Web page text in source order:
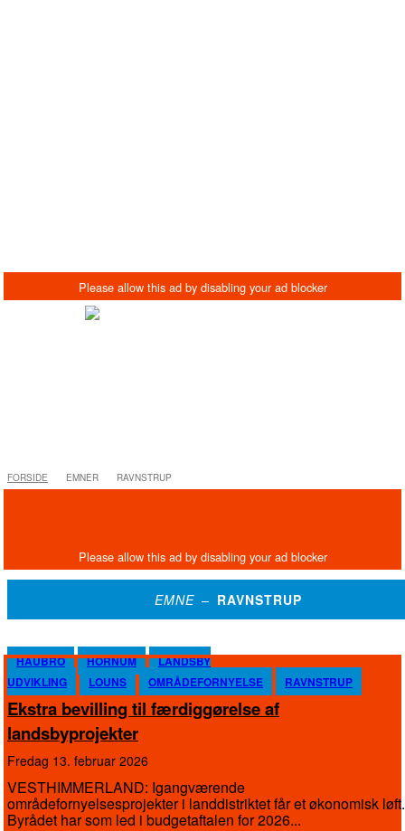
FORSIDE EMNER RAVNSTRUP
EMNE – RAVNSTRUP
HAUBRO HORNUM
LANDSBY
UDVIKLING
LOUNS OMRÅDEFORNYELSE RAVNSTRUP
Ekstra bevilling til færdiggørelse af
landsbyprojekter
fredag 13. februar 2026
VESTHIMMERLAND: Igangværende
områdefornyelsesprojekter i landdistriktet får et økonomisk løft.
Byrådet har som led i budgetaftalen for 2026...